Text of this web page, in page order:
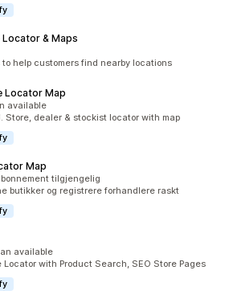
Locator & Maps
to help customers find nearby locations
Locator Map
available
Store, dealer & stockist locator with map
Map
tilgjengelig
butikker og registrere forhandlere raskt
available
Locator with Product Search, SEO Store Pages